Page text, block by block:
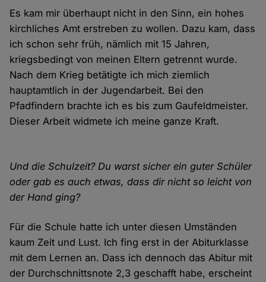
Es kam mir überhaupt nicht in den Sinn, ein hohes
kirchliches Amt erstreben zu wollen. Dazu kam, dass
ich schon sehr früh, nämlich mit 15 Jahren,
kriegsbedingt von meinen Eltern getrennt wurde.
Nach dem Krieg betätigte ich mich ziemlich
hauptamtlich in der Jugendarbeit. Bei den
Pfadfindern brachte ich es bis zum Gaufeldmeister.
Dieser Arbeit widmete ich meine ganze Kraft.
Und die Schulzeit? Du warst sicher ein guter Schüler
oder gab es auch etwas, dass dir nicht so leicht von
der Hand ging?
Für die Schule hatte ich unter diesen Umständen
kaum Zeit und Lust. Ich fing erst in der Abiturklasse
mit dem Lernen an. Dass ich dennoch das Abitur mit
der Durchschnittsnote 2,3 geschafft habe, erscheint